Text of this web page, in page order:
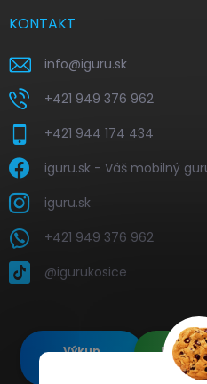
KONTAKT
info@iguru.sk
+421 949 376 962
+421 944 174 434
iguru.sk - Váš mobilný
iguru.sk
+421 949 376 962
@igurukosice
Výkup